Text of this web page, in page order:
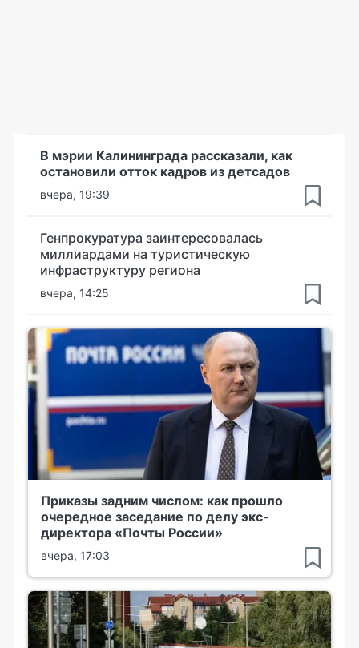
В мэрии Калининграда рассказали, как
остановили отток кадров из детсадов
вчера, 19:39
Генпрокуратура заинтересовалась
миллиардами на туристическую
инфраструктуру региона
вчера, 14:25
Приказы задним числом: как прошло
очередное заседание по делу экс-
директора «Почты России»
вчера, 17:03